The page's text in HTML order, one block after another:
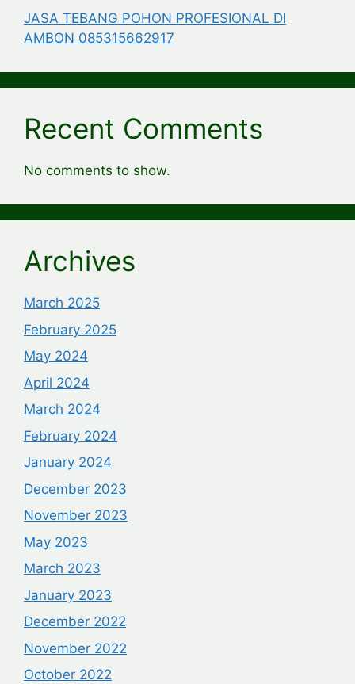
JASA TEBANG POHON PROFESIONAL DI
AMBON 085315662917
Recent Comments
No comments to show.
Archives
March 2025
February 2025
May 2024
April 2024
March 2024
February 2024
January 2024
December 2023
November 2023
May 2023
March 2023
January 2023
December 2022
November 2022
October 2022